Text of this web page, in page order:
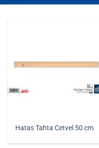
Hatas Tahta Cetvel 50 cm